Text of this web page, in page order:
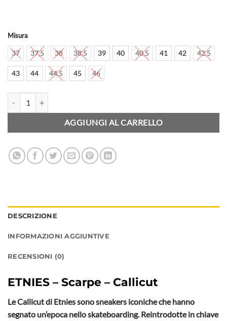
Misura
37 37,5 38 38,5 39 40 40,5 41 42 42,5
43 44 44,5 45 46
AGGIUNGI AL CARRELLO
DESCRIZIONE
INFORMAZIONI AGGIUNTIVE
RECENSIONI (0)
ETNIES – Scarpe – Callicut
Le Callicut di Etnies sono sneakers iconiche che hanno
segnato un’epoca nello skateboarding. Reintrodotte in chiave